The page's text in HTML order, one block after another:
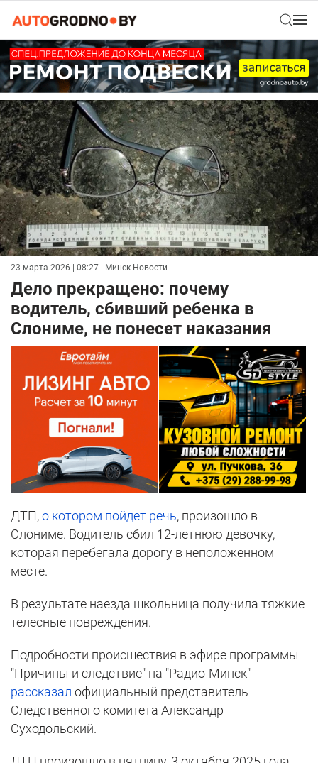
23 марта 2026 | 08:27 | Минск-Новости
Дело прекращено: почему
водитель, сбивший ребенка в
Слониме, не понесет наказания
ДТП,о котором пойдет речь, произошло в
Слониме. Водитель сбил 12-летнюю девочку,
которая перебегала дорогу в неположенном
месте.
В результате наезда школьница получила тяжкие
телесные повреждения.
Подробности происшествия в эфире программы
"Причины и следствие" на "Радио-Минск"
рассказал официальный представитель
Следственного комитета Александр
Суходольский.